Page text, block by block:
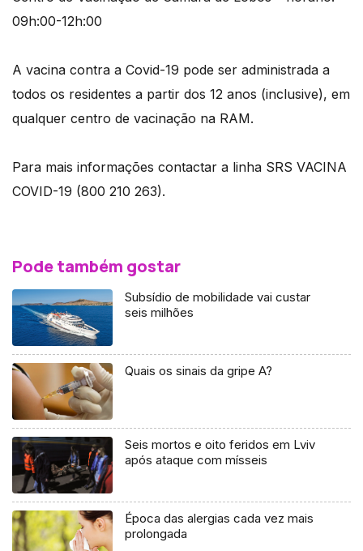
09h:00-12h:00
A vacina contra a Covid-19 pode ser administrada a
todos os residentes a partir dos 12 anos (inclusive), em
qualquer centro de vacinação na RAM.
Para mais informações contactar a linha SRS VACINA
COVID-19 (800 210 263).
Pode também gostar
Subsídio de mobilidade vai custar
seis milhões
Quais os sinais da gripe A?
Seis mortos e oito feridos em Lviv
após ataque com mísseis
Época das alergias cada vez mais
prolongada